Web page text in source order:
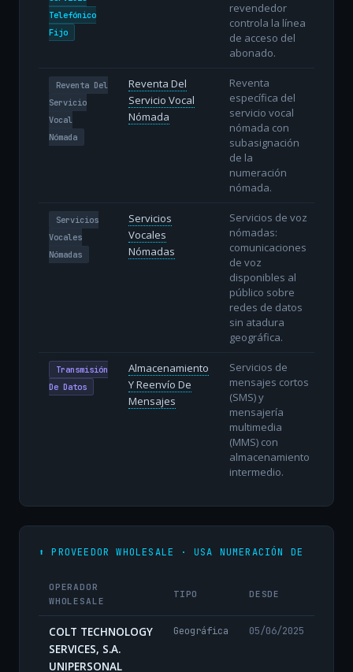
Telefónico
Fijo
revendedor
controla la línea
de acceso del
abonado.
Reventa Del
Servicio
Vocal
Nómada
Reventa Del
Servicio Vocal
Nómada
Reventa
específica del
servicio vocal
nómada con
subasignación
de la
numeración
nómada.
Servicios
Vocales
Nómadas
Servicios
Vocales
Nómadas
Servicios de voz
nómadas:
comunicaciones
de voz
disponibles al
público sobre
redes de datos
sin atadura
geográfica.
Transmisión
De Datos
Almacenamiento
Y Reenvío De
Mensajes
Servicios de
mensajes cortos
(SMS) y
mensajería
multimedia
(MMS) con
almacenamiento
intermedio.
⬆️ PROVEEDOR WHOLESALE · USA NUMERACIÓN DE
OPERADOR
WHOLESALE
TIPO DESDE
COLT TECHNOLOGY
SERVICES, S.A.
UNIPERSONAL
Geográfica 05/06/2025